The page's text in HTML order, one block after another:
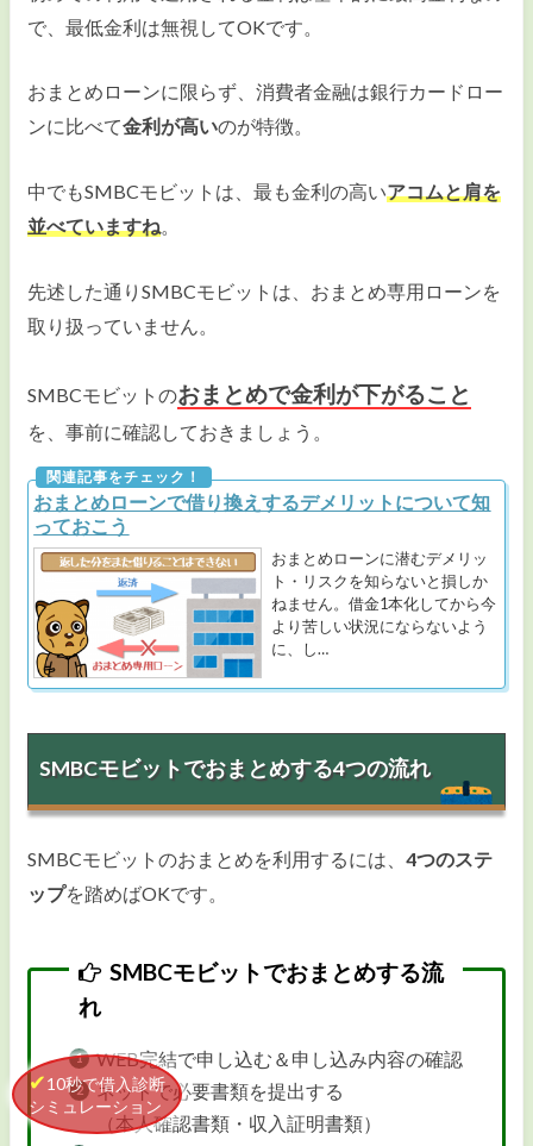
で、最低金利は無視してOKです。
おまとめローンに限らず、消費者金融は銀行カードロー
ンに比べて金利が高いのが特徴。
中でもSMBCモビットは、最も金利の高いアコムと肩を
並べていますね。
先述した通りSMBCモビットは、おまとめ専用ローンを
取り扱っていません。
SMBCモビットのおまとめで金利が下がること
を、事前に確認しておきましょう。
おまとめローンで借り換えするデメリットについて知
っておこう
おまとめローンに潜むデメリッ
ト・リスクを知らないと損しか
ねません。借金1本化してから今
より苦しい状況にならないよう
に、し…
SMBCモビットでおまとめする4つの流れ
SMBCモビットのおまとめを利用するには、4つのステ
ップを踏めばOKです。
SMBCモビットでおまとめする流
れ
WEB完結で申し込む＆申し込み内容の確認
ネットで必要書類を提出する
（本人確認書類・収入証明書類）
10秒で借入診断
シミュレーション